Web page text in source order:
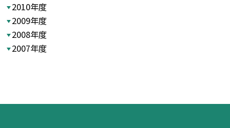
2010年度
2009年度
2008年度
2007年度